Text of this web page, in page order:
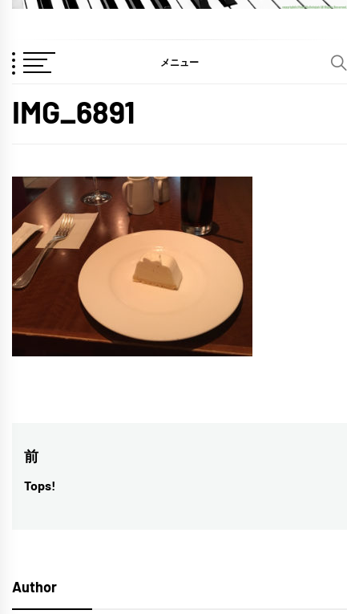
メニュー
IMG_6891
投
稿
ー
前
前
Tops!
Author